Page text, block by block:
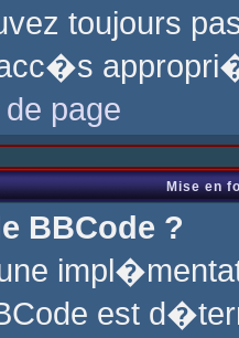
toujours
page
Mise en
BBCode ?
est